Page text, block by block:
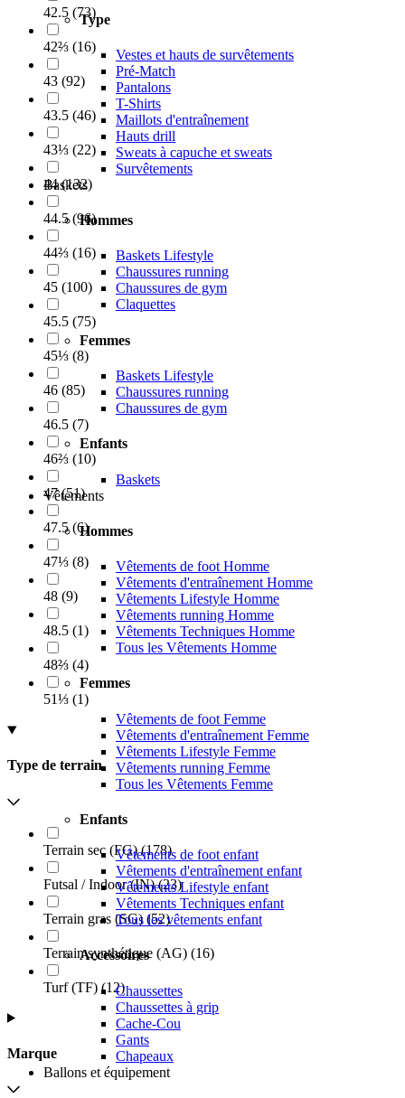
Type
Vestes et hauts de survêtements
Pré-Match
Pantalons
T-Shirts
Maillots d'entraînement
Hauts drill
Sweats à capuche et sweats
Survêtements
Baskets
Hommes
Baskets Lifestyle
Chaussures running
Chaussures de gym
Claquettes
Femmes
Baskets Lifestyle
Chaussures running
Chaussures de gym
Enfants
Baskets
Vêtements
Hommes
Vêtements de foot Homme
Vêtements d'entraînement Homme
Vêtements Lifestyle Homme
Vêtements running Homme
Vêtements Techniques Homme
Tous les Vêtements Homme
Femmes
Vêtements de foot Femme
Vêtements d'entraînement Femme
Vêtements Lifestyle Femme
Vêtements running Femme
Tous les Vêtements Femme
Enfants
Vêtements de foot enfant
Vêtements d'entraînement enfant
Vêtements Lifestyle enfant
Vêtements Techniques enfant
Tous les vêtements enfant
Accessoires
Chaussettes
Chaussettes à grip
Cache-Cou
Gants
Chapeaux
Ballons et équipement
42.5 (73)
42⅔ (16)
43 (92)
43.5 (46)
43⅓ (22)
44 (132)
44.5 (96)
44⅔ (16)
45 (100)
45.5 (75)
45⅓ (8)
46 (85)
46.5 (7)
46⅔ (10)
47 (51)
47.5 (6)
47⅓ (8)
48 (9)
48.5 (1)
48⅔ (4)
51⅓ (1)
Type de terrain
Terrain sec (FG) (178)
Futsal / Indoor (IN) (23)
Terrain gras (SG) (52)
Terrain synthétique (AG) (16)
Turf (TF) (12)
Marque